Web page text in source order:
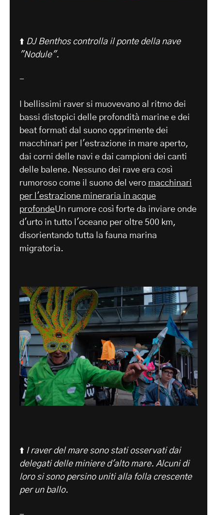
⬆️ DJ Benthos controlla il ponte della nave
"Nodule".
-
I bellissimi raver si muovevano al ritmo dei
bassi distopici delle profondità marine e dei
beat formati dal suono opprimente dei
macchinari per l'estrazione in mare aperto,
dai corni delle navi e dai campioni dei canti
delle balene. Nessuno dei rave era così
rumoroso come il suono del vero macchinari
per l'estrazione mineraria in acque
profondeUn rumore così forte da inviare onde
d'urto in tutto l'oceano per oltre 500 km,
disorientando tutta la fauna marina
migratoria.
⬆️ I raver del mare sono stati osservati dai
delegati delle miniere d'alto mare. Alcuni di
loro si sono persino uniti alla folla crescente
per un ballo.